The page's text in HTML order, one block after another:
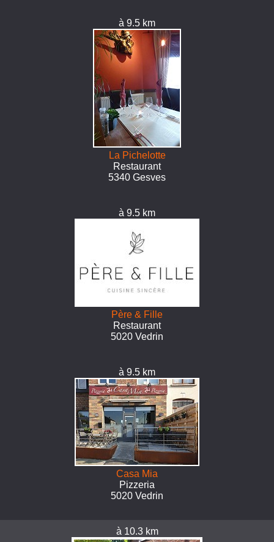
à 9.5 km
La Pichelotte
Restaurant
5340 Gesves
à 9.5 km
Père & Fille
Restaurant
5020 Vedrin
à 9.5 km
Casa Mia
Pizzeria
5020 Vedrin
à 10.3 km